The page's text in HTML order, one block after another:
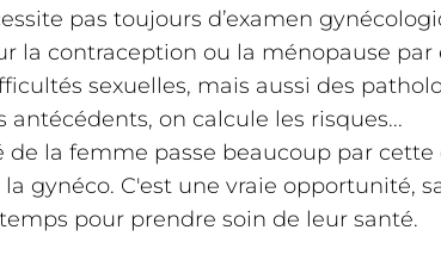
pas toujours d’examen
la contraception ou la ménopause par
sexuelles, mais aussi des
antécédents, on calcule les risques...
de la femme passe beaucoup par
gynéco. C'est une vraie opportunité,
pour prendre soin de leur santé.